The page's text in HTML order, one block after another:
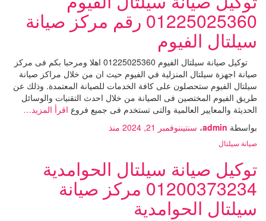
01225025360 رقم مركز صيانة
سيلتال الفيوم
توكيل صيانة سيلتال الفيوم 01225025360 اهلا ومرحبا بكم فى مركز
صيانة اجهزة سيلتال المنزلية في الفيوم حيث ان من خلال مراكز صيانة
سيلتال الفيوم ستحصلون على كافة الخدمات للصيانة المعتمدة. وذلك عن
طريق الفيوم المختصين فى الصيانة من خلال احدث التقنيات والوسائل
الحديثة والمعايير العالمية والتى تستخدم فى جميع فروع اقرأ المزيد…
بواسطة admin، سنتيننوفمبر 21, 2024 منذ
صيانة سيلتال
توكيل صيانة سيلتال الحوامدية
01200373234 مركز صيانة
سيلتال الحوامدية